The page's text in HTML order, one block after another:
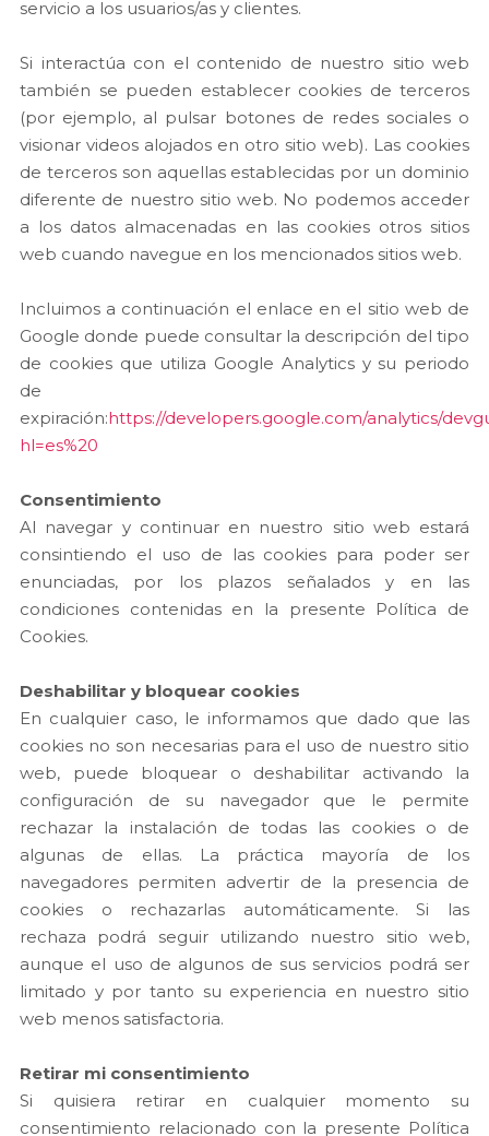
servicio a los usuarios/as y clientes.
Si interactúa con el contenido de nuestro sitio web
también se pueden establecer cookies de terceros
(por ejemplo, al pulsar botones de redes sociales o
visionar videos alojados en otro sitio web). Las cookies
de terceros son aquellas establecidas por un dominio
diferente de nuestro sitio web. No podemos acceder
a los datos almacenadas en las cookies otros sitios
web cuando navegue en los mencionados sitios web.
Incluimos a continuación el enlace en el sitio web de
Google donde puede consultar la descripción del tipo
de cookies que utiliza Google Analytics y su periodo
de
expiración:https://developers.google.com/analytics/
hl=es%20
Consentimiento
Al navegar y continuar en nuestro sitio web estará
consintiendo el uso de las cookies para poder ser
enunciadas, por los plazos señalados y en las
condiciones contenidas en la presente Política de
Cookies.
Deshabilitar y bloquear cookies
En cualquier caso, le informamos que dado que las
cookies no son necesarias para el uso de nuestro sitio
web, puede bloquear o deshabilitar activando la
configuración de su navegador que le permite
rechazar la instalación de todas las cookies o de
algunas de ellas. La práctica mayoría de los
navegadores permiten advertir de la presencia de
cookies o rechazarlas automáticamente. Si las
rechaza podrá seguir utilizando nuestro sitio web,
aunque el uso de algunos de sus servicios podrá ser
limitado y por tanto su experiencia en nuestro sitio
web menos satisfactoria.
Retirar mi consentimiento
Si quisiera retirar en cualquier momento su
consentimiento relacionado con la presente Política